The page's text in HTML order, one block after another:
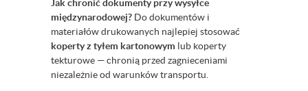
Jak chronić dokumenty przy wysyłce
międzynarodowej? Do dokumentów i
materiałów drukowanych najlepiej stosować
koperty z tyłem kartonowym lub koperty
tekturowe — chronią przed zagnieceniami
niezależnie od warunków transportu.